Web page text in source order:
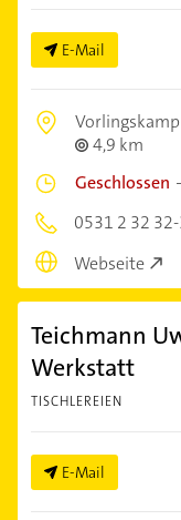
E-Mail
4,9 km
Geschlossen
0531 2 32
Webseite
Teichmann
Werkstatt
TISCHLEREIEN
E-Mail